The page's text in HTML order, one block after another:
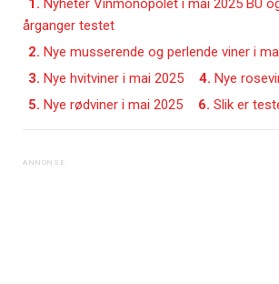
1. Nyheter Vinmonopolet i mai 2025 BU
årganger testet
2. Nye musserende og perlende viner i
3. Nye hvitviner i mai 2025 4. Nye
5. Nye rødviner i mai 2025 6. Slik er